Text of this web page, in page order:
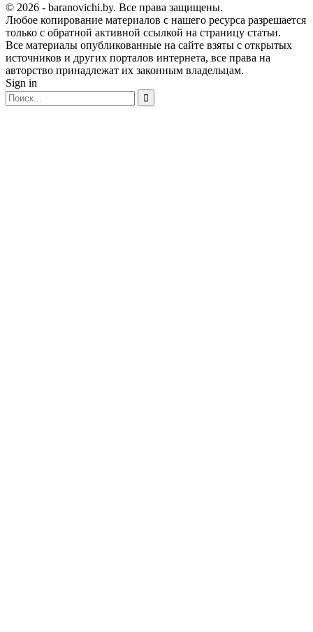
© 2026 - baranovichi.by. Все права защищены.
Любое копирование материалов с нашего ресурса разрешается
только с обратной активной ссылкой на страницу статьи.
Все материалы опубликованные на сайте взяты с открытых
источников и других порталов интернета, все права на
авторство принадлежат их законным владельцам.
Sign in